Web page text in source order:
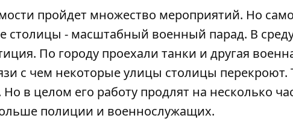
пройдет множество мероприятий. Но
столицы - масштабный военный парад. В
. По городу проехали танки и другая
с чем некоторые улицы столицы перекроют.
Но в целом его работу продлят на несколько
полиции и военнослужащих.